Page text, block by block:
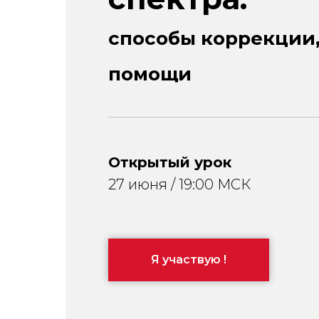
способы
помощи
Открытый урок
27 июня / 19:00 МСК
Я участвую !